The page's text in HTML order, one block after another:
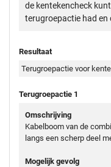
de kentekencheck
terugroepactie had en
Resultaat
Terugroepactie voor
Terugroepactie 1
Omschrijving
Kabelboom van de
langs een scherp deel
Mogelijk gevolg